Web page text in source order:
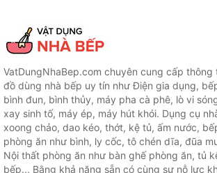
VatDungNhaBep.com chuyên cung cấp thông
đồ dùng nhà bếp uy tín như Điện gia dụng,
bình đun, bình thủy, máy pha cà phê, lò vi
xay sinh tố, máy ép, máy hút khói. Dụng cụ
xoong chảo, dao kéo, thớt, kệ tủ, ấm nước,
phòng ăn như bình, ly cốc, tô chén dĩa, đũa
Nội thất phòng ăn như bàn ghế phòng ăn, tủ
bếp... Bằng khả năng sẵn có cùng sự nỗ lực